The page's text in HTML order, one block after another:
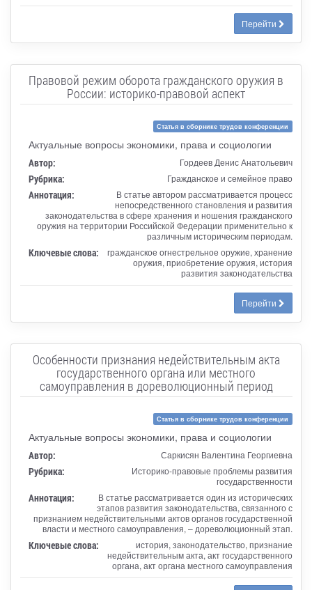
Перейти
Правовой режим оборота гражданского оружия в
России: историко-правовой аспект
Статья в сборнике трудов конференции
Актуальные вопросы экономики, права и социологии
Автор: Гордеев Денис Анатольевич
Рубрика: Гражданское и семейное право
Аннотация:
В статье автором рассматривается процесс
непосредственного становления и развития
законодательства в сфере хранения и ношения гражданского
оружия на территории Российской Федерации применительно к
различным историческим периодам.
Ключевые слова:
гражданское огнестрельное оружие, хранение
оружия, приобретение оружия, история
развития законодательства
Перейти
Особенности признания недействительным акта
государственного органа или местного
самоуправления в дореволюционный период
Статья в сборнике трудов конференции
Актуальные вопросы экономики, права и социологии
Автор: Саркисян Валентина Георгиевна
Рубрика:
Историко-правовые проблемы развития
государственности
Аннотация:
В статье рассматривается один из исторических
этапов развития законодательства, связанного с
признанием недействительными актов органов государственной
власти и местного самоуправления, – дореволюционный этап.
Ключевые слова:
история, законодательство, признание
недействительным акта, акт государственного
органа, акт органа местного самоуправления